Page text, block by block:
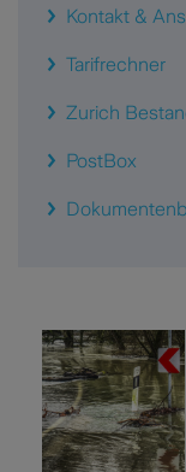
Kontakt &
Tarifrechner
Zurich
PostBox